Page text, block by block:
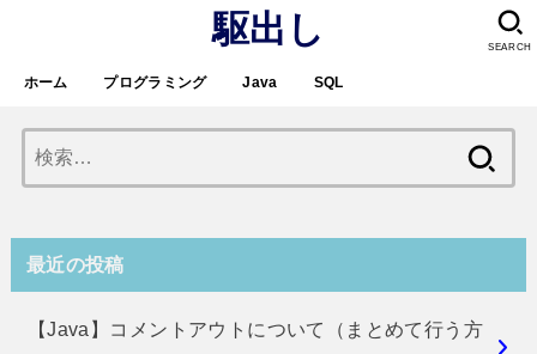
駆出し
ホーム プログラミング Java SQL
SEARCH
索:
最近の投稿
【Java】コメントアウトについて（まとめて行う方